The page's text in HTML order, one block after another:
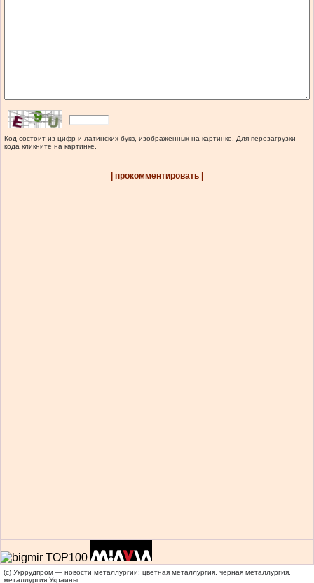
Код состоит из цифр и латинских букв, изображенных на картинке. Для перезагрузки
кода кликните на картинке.
| прокомментировать |
(c) Укррудпром — новости металлургии: цветная металлургия, черная металлургия,
металлургия Украины